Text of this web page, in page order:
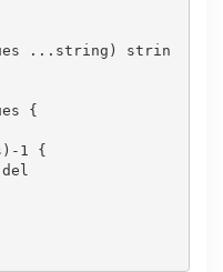
... string ) strin
{
1
{